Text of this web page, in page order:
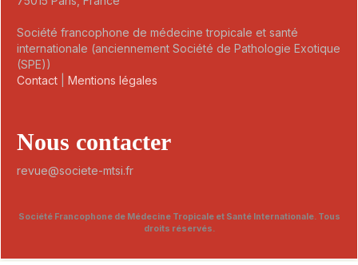
Société francophone de médecine tropicale et santé
internationale (anciennement Société de Pathologie Exotique
(SPE))
Contact
Mentions légales
Nous contacter
revue@societe-mtsi.fr
Société Francophone de Médecine Tropicale et Santé Internationale. Tous
droits réservés.